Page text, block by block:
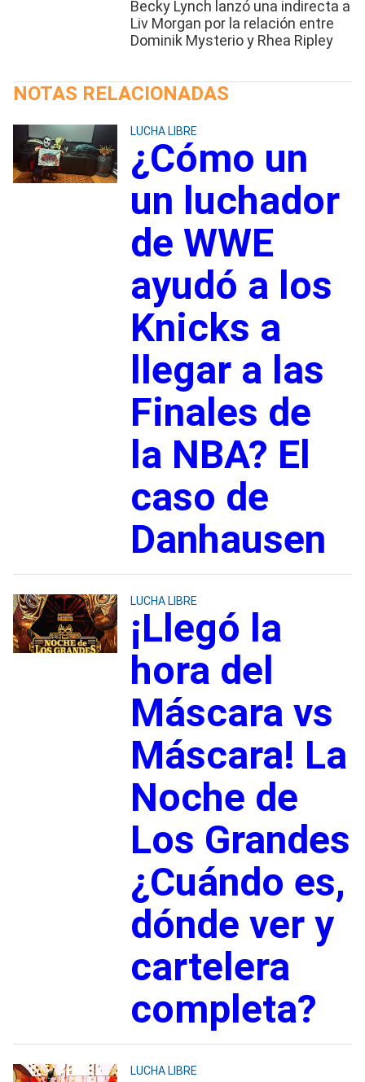
Becky Lynch lanzó una indirecta a
Liv Morgan por la relación entre
Dominik Mysterio y Rhea Ripley
NOTAS RELACIONADAS
LUCHA LIBRE
¿Cómo un
un luchador
de WWE
ayudó a los
Knicks a
llegar a las
Finales de
la NBA? El
caso de
Danhausen
LUCHA LIBRE
¡Llegó la
hora del
Máscara vs
Máscara! La
Noche de
Los Grandes
¿Cuándo es,
dónde ver y
cartelera
completa?
LUCHA LIBRE